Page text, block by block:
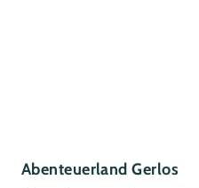
Abenteuerland Gerlos